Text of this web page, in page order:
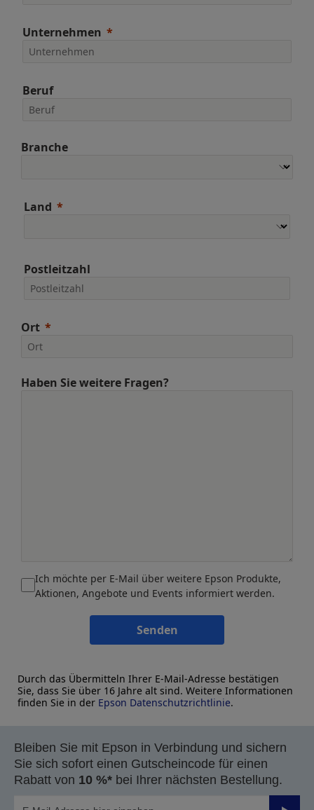
Unternehmen
Beruf
Branche
Land
Postleitzahl
Ort
Haben Sie weitere Fragen?
Ich möchte per E-Mail über weitere Epson Produkte,
Aktionen, Angebote und Events informiert werden.
Senden
Durch das Übermitteln Ihrer E-Mail-Adresse bestätigen
Sie, dass Sie über 16 Jahre alt sind. Weitere Informationen
finden Sie in der Epson Datenschutzrichtlinie.
Bleiben Sie mit Epson in Verbindung und sichern
Sie sich sofort einen Gutscheincode für einen
Rabatt von 10 %* bei Ihrer nächsten Bestellung.